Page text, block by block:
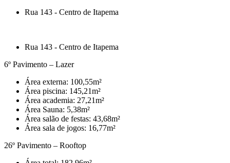
Rua 143 - Centro de Itapema
Rua 143 - Centro de Itapema
6º Pavimento – Lazer
Área externa: 100,55m²
Área piscina: 145,21m²
Área academia: 27,21m²
Área Sauna: 5,38m²
Área salão de festas: 43,68m²
Área sala de jogos: 16,77m²
26º Pavimento – Rooftop